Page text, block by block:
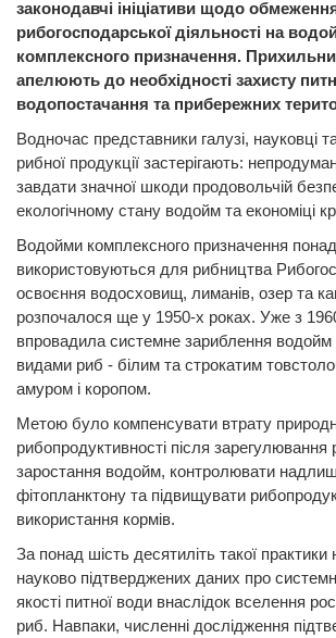
законодавчі ініціативи щодо
рибогосподарської діяльності на
комплексного призначення.
апелюють до необхідності захисту
водопостачання та прибережних
Водночас представники галузі, науковці
рибної продукції застерігають:
завдати значної шкоди продовольчій
екологічному стану водойм та економіці
Водойми комплексного призначення понад
використовуються для рибництва
освоєння водосховищ, лиманів, озер та
розпочалося ще у 1950-х роках. Уже з
впровадила системне зариблення водойм
видами риб - білим та строкатим
амуром і коропом.
Метою було компенсувати втрату
рибопродуктивності після зарегулювання
заростання водойм, контролювати
фітопланктону та підвищувати
використання кормів.
За понад шість десятиліть такої
науково підтверджених даних про
якості питної води внаслідок вселення
риб. Навпаки, численні дослідження